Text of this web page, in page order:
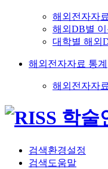
해외전자자
해외DB별
대학별 해외
해외전자자료 통계
해외전자자
검색환경설정
검색도움말